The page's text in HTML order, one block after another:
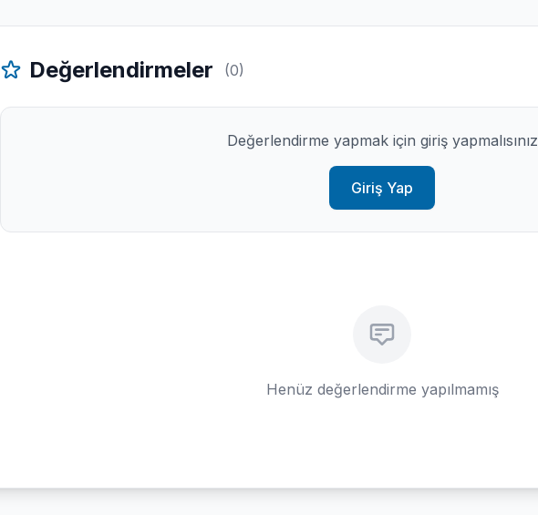
Değerlendirmeler (0)
Değerlendirme yapmak için giriş yapmalısınız
Giriş Yap
Henüz değerlendirme yapılmamış